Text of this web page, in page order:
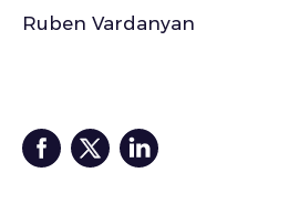
Ruben Vardanyan